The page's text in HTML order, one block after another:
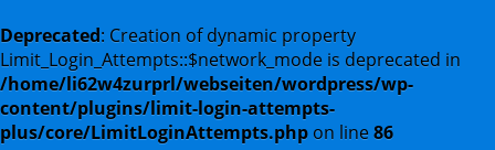
Deprecated: Creation of dynamic property
Limit_Login_Attempts::$network_mode is deprecated in
/home/li62w4zurprl/webseiten/wordpress/wp-
content/plugins/limit-login-attempts-
plus/core/LimitLoginAttempts.php on line86